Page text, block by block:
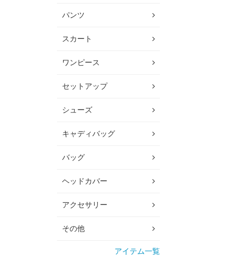
パンツ
スカート
ワンピース
セットアップ
シューズ
キャディバッグ
バッグ
ヘッドカバー
アクセサリー
その他
アイテム一覧